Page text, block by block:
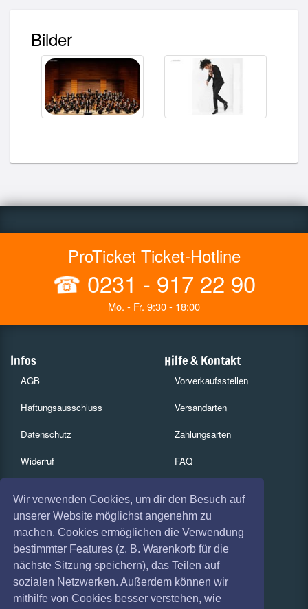
Wir verwenden Cookies, um dir den Besuch auf
unserer Website möglichst angenehm zu
machen. Cookies ermöglichen die Verwendung
bestimmter Features (z. B. Warenkorb für die
nächste Sitzung speichern), das Teilen auf
sozialen Netzwerken. Außerdem können wir
mithilfe von Cookies besser verstehen, wie
Bilder
ProTicket Ticket-Hotline
☎ 0231 - 917 22 90
Mo. - Fr. 9:30 - 18:00
Infos
AGB
Haftungsausschluss
Datenschutz
Widerruf
Absagen
Hilfe & Kontakt
Vorverkaufsstellen
Versandarten
Zahlungsarten
FAQ
Services
Gutscheine
Geschäftskunden
Kartenrückgabe
Besucherregistrierung